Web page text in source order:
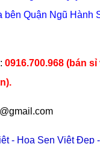
bên Quận Ngũ Hành
0916.700.968 (bán sỉ
- Hoa Sen Việt Đẹp -